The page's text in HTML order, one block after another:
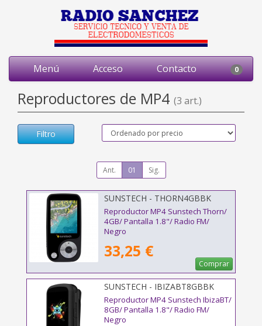
Menú Acceso Contacto 0
Reproductores de MP4 (3 art.)
Filtro
Ant. 01 Sig.
SUNSTECH - THORN4GBBK
Reproductor MP4 Sunstech Thorn/
4GB/ Pantalla 1.8"/ Radio FM/
Negro
33,25 €
Comprar
SUNSTECH - IBIZABT8GBBK
Reproductor MP4 Sunstech IbizaBT/
8GB/ Pantalla 1.8"/ Radio FM/
Negro